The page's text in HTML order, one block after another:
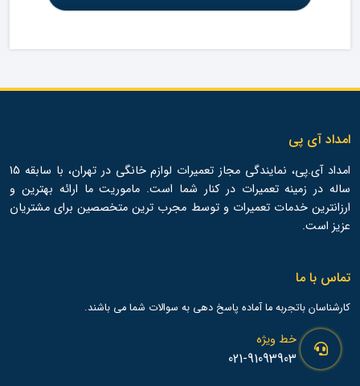
امداد آی پی
امداد آی.پی، نمایندگی مجاز تعمیرات لوازم خانگی در تهران، با سابقه 15
ساله در زمینه تعمیرات در کنار شما است. ماموریت ما ارائه بهترین و
ارزانترین خدمات تعمیرات و توسط مجرب ترین متخصصین برای مشتریان
عزیز است.
تماس با ما
کارشناسان باتجربه ما آماده پاسخ دهی به سوالات شما می باشند.
خط ویژه
021-91093903